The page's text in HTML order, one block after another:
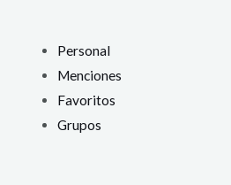
Personal
Menciones
Favoritos
Grupos